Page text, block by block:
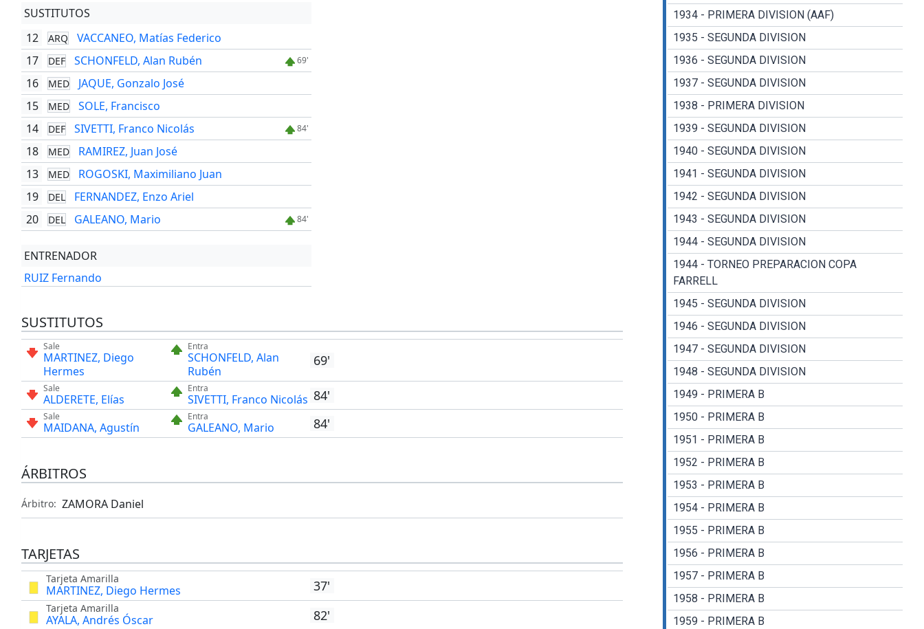
SUSTITUTOS
12
ARQ
VACCANEO, Matías Federico
17
DEF SCHONFELD, Alan Rubén 69'
16 MED
JAQUE, Gonzalo José
15
MED
SOLE, Francisco
14
DEF SIVETTI, Franco Nicolás 84'
18 MED
RAMIREZ, Juan José
13
MED
ROGOSKI, Maximiliano Juan
19
DEL
FERNANDEZ, Enzo Ariel
20
DEL GALEANO, Mario 84'
ENTRENADOR
RUIZ Fernando
SUSTITUTOS
Sale
MARTINEZ, Diego
Hermes
Entra
SCHONFELD, Alan
Rubén
69'
Sale
ALDERETE, Elías
Entra
SIVETTI, Franco Nicolás 84'
Sale
MAIDANA, Agustín
Entra
GALEANO, Mario 84'
ÁRBITROS
Árbitro: ZAMORA Daniel
TARJETAS
Tarjeta Amarilla
MARTINEZ, Diego Hermes 37'
Tarjeta Amarilla
AYALA, Andrés Óscar 82'
1934 - PRIMERA DIVISION (AAF)
1935 - SEGUNDA DIVISION
1936 - SEGUNDA DIVISION
1937 - SEGUNDA DIVISION
1938 - PRIMERA DIVISION
1939 - SEGUNDA DIVISION
1940 - SEGUNDA DIVISION
1941 - SEGUNDA DIVISION
1942 - SEGUNDA DIVISION
1943 - SEGUNDA DIVISION
1944 - SEGUNDA DIVISION
1944 - TORNEO PREPARACION COPA
FARRELL
1945 - SEGUNDA DIVISION
1946 - SEGUNDA DIVISION
1947 - SEGUNDA DIVISION
1948 - SEGUNDA DIVISION
1949 - PRIMERA B
1950 - PRIMERA B
1951 - PRIMERA B
1952 - PRIMERA B
1953 - PRIMERA B
1954 - PRIMERA B
1955 - PRIMERA B
1956 - PRIMERA B
1957 - PRIMERA B
1958 - PRIMERA B
1959 - PRIMERA B